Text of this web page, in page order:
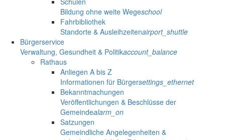
Bildung ohne weite Wegeschool
Fahrbibliothek
Standorte & Ausleihzeitenairport_shuttle
Bürgerservice
Verwaltung, Gesundheit & Politikaccount_balance
Rathaus
Anliegen A bis Z
Informationen für Bürgersettings_ethernet
Bekanntmachungen
Veröffentlichungen & Beschlüsse der
Gemeindealarm_on
Satzungen
Gemeindliche Angelegenheiten &